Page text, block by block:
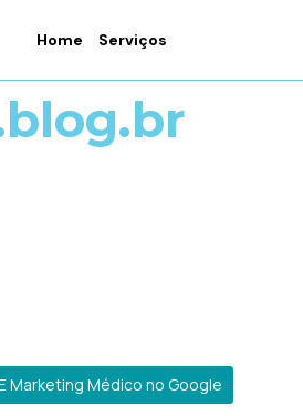
Home Serviços
Marketing Médico no Google